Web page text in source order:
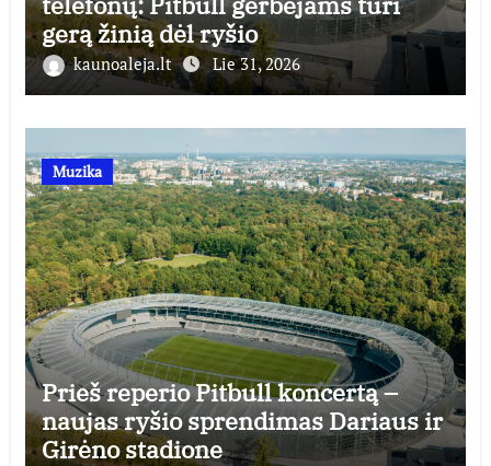
gerą žinią dėl ryšio
kaunoaleja.lt Lie 31, 2026
Muzika
Prieš reperio Pitbull koncertą –
naujas ryšio sprendimas Dariaus ir
Girėno stadione